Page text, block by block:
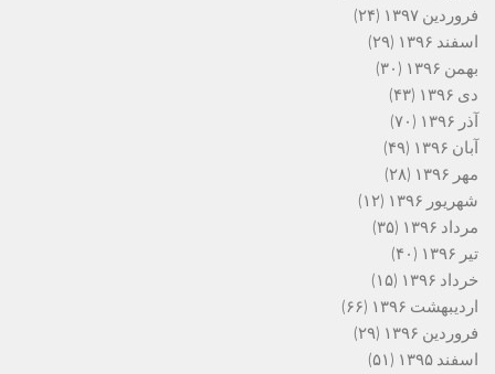
فروردین ۱۳۹۷
(۲۴)
اسفند ۱۳۹۶
(۲۹)
بهمن ۱۳۹۶
(۳۰)
دی ۱۳۹۶
(۴۳)
آذر ۱۳۹۶
(۷۰)
آبان ۱۳۹۶
(۴۹)
مهر ۱۳۹۶
(۲۸)
شهریور ۱۳۹۶
(۱۲)
مرداد ۱۳۹۶
(۳۵)
تیر ۱۳۹۶
(۴۰)
خرداد ۱۳۹۶
(۱۵)
اردیبهشت ۱۳۹۶
(۶۶)
فروردین ۱۳۹۶
(۲۹)
اسفند ۱۳۹۵
(۵۱)